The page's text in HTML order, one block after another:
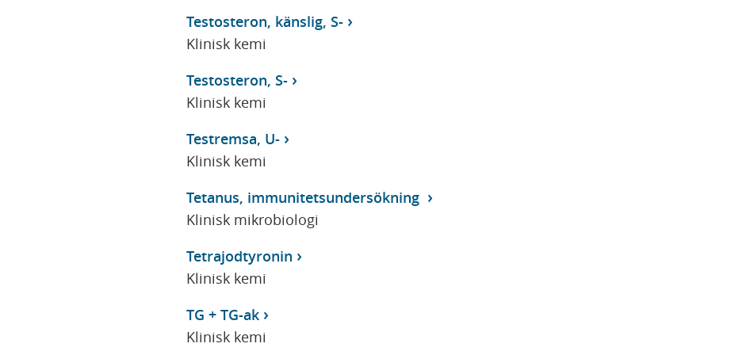
Testosteron, känslig, S-
Klinisk kemi
Testosteron, S-
Klinisk kemi
Testremsa, U-
Klinisk kemi
Tetanus, immunitetsundersökning
Klinisk mikrobiologi
Tetrajodtyronin
Klinisk kemi
TG + TG-ak
Klinisk kemi